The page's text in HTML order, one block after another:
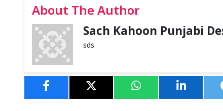
About The Author
Sach Kahoon Punjabi
sds